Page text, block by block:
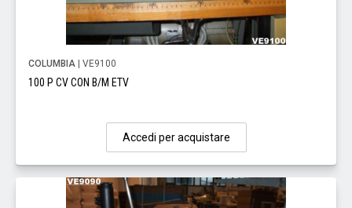
COLUMBIA | VE9100
100 P CV CON B/M ETV
Accedi per acquistare